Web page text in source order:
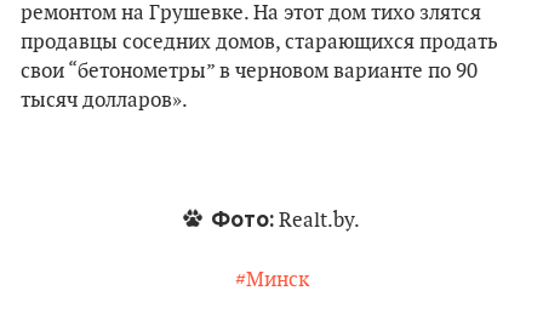
ремонтом на Грушевке. На этот дом тихо злятся
продавцы соседних домов, старающихся продать
свои “бетонометры” в черновом варианте по 90
тысяч долларов».
Фото: Realt.by.
#Минск